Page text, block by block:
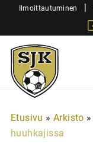
SiirryIlmoittautuminen |
Sjk-
Juniorit
Etusivu » Arkisto »
huuhkajissa